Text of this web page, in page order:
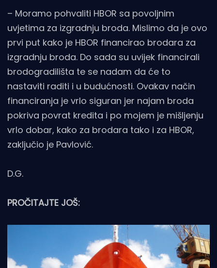
– Moramo pohvaliti HBOR sa povoljnim
uvjetima za izgradnju broda. Mislimo da je ovo
prvi put kako je HBOR financirao brodara za
izgradnju broda. Do sada su uvijek financirali
brodogradilišta te se nadam da će to
nastaviti raditi i u budućnosti. Ovakav način
financiranja je vrlo siguran jer najam broda
pokriva povrat kredita i po mojem je mišljenju
vrlo dobar, kako za brodara tako i za HBOR,
zaključio je Pavlović.
D.G.
PROČITAJTE JOŠ: